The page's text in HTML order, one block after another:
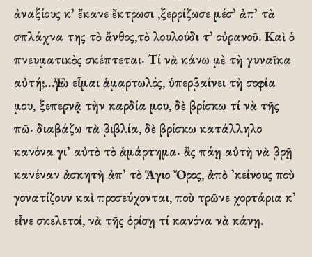
ἀναξίους κ᾽ ἔκανε ἔκτρωσι ,ξερρίζωσε μέσ᾽ ἀπ᾽ τὰ
σπλάχνα της τὸ ἄνθος,τὸ λουλούδι τ᾽ οὐρανοῦ. Καὶ ὁ
πνευματικὸς σκέπτεται· Τί νὰ κάνω μὲ τὴ γυναῖκα
αὐτή;…Ἐγὼ εἶμαι ἁμαρτωλός, ὑπερβαίνει τὴ σοφία
μου, ξεπερνᾷ τὴν καρδία μου, δὲ βρίσκω τί νὰ τῆς
πῶ· διαβάζω τὰ βιβλία, δὲ βρίσκω κατάλληλο
κανόνα γι᾽ αὐτὸ τὸ ἁμάρτημα· ἂς πάῃ αὐτὴ νὰ βρῇ
κανέναν ἀσκητὴ ἀπ᾽ τὸ Ἅγιο Ὄρος, ἀπὸ ᾽κείνους ποὺ
γονατίζουν καὶ προσεύχονται, ποὺ τρῶνε χορτάρια κ᾽
εἶνε σκελετοί, νὰ τῆς ὁρίσῃ τί κανόνα νὰ κάνῃ.